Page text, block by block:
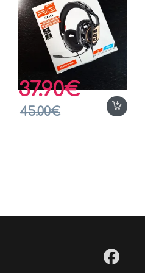
37.90€
45.00€